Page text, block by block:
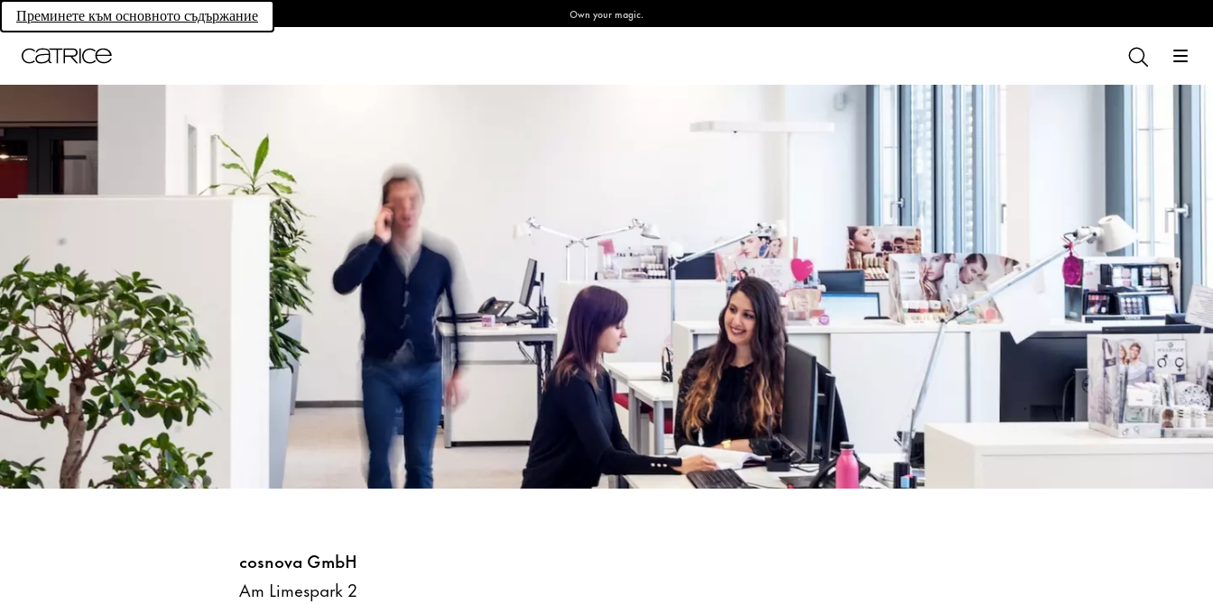
Преминете към основното съдържание Own your magic.
cosnova GmbH
Am Limespark 2